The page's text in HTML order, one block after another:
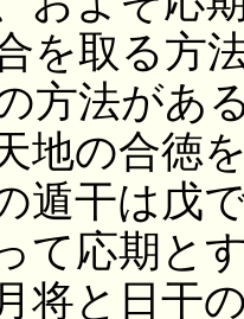
を取る方
方法があ
地の合徳
遁干は戊
て応期と
将と日干